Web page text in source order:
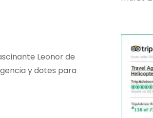
Leonor de
y dotes para